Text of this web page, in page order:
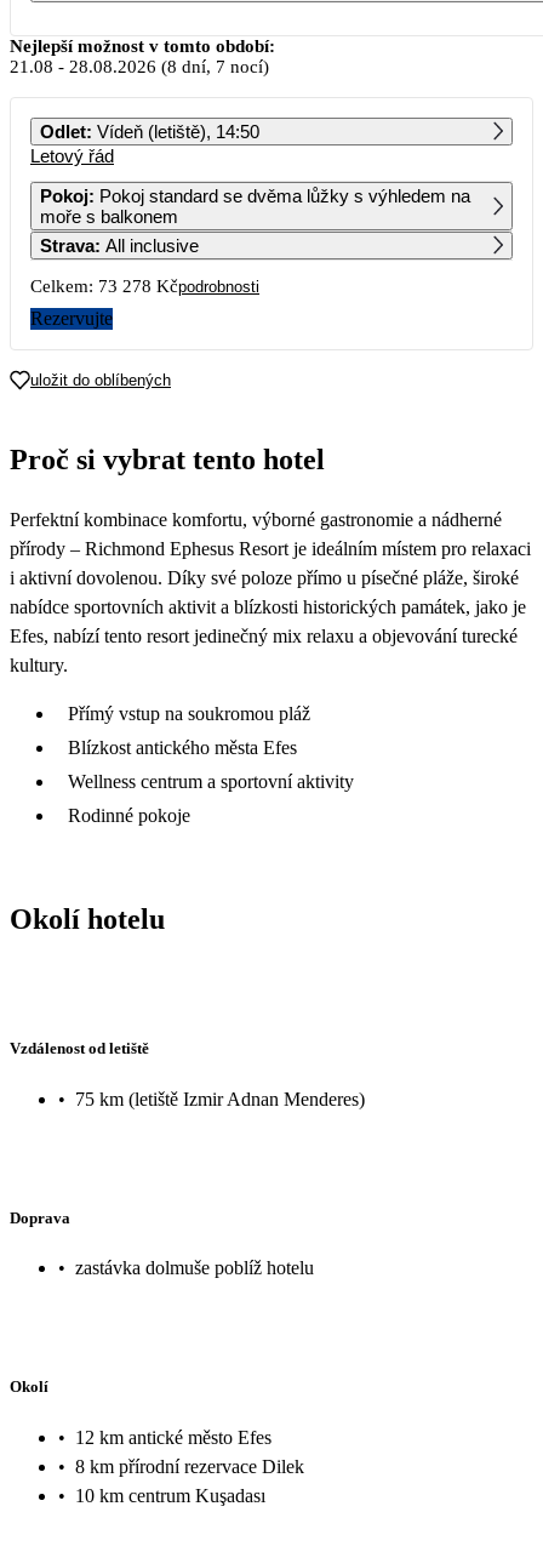
Srpen 2026
PO ÚT ST ČT PÁ SO NE
3 4 5 6 7 8 9
10 11 12
17 18 19 20 21 22 23
31
Nejlepší možnost v tomto období:
21.08 - 28.08.2026 (8 dní, 7 nocí)
Odlet: Vídeň (letiště), 14:50
Letový řád
Pokoj: Pokoj standard se dvěma lůžky s výhledem na
moře s balkonem
Strava: All inclusive
Celkem: 73 278 Kčpodrobnosti
Rezervujte
uložit do oblíbených
Proč si vybrat tento hotel
Perfektní kombinace komfortu, výborné gastronomie a nádherné
přírody – Richmond Ephesus Resort je ideálním místem pro relaxaci
i aktivní dovolenou. Díky své poloze přímo u písečné pláže, široké
nabídce sportovních aktivit a blízkosti historických památek, jako je
Efes, nabízí tento resort jedinečný mix relaxu a objevování turecké
kultury.
Přímý vstup na soukromou pláž
Blízkost antického města Efes
Wellness centrum a sportovní aktivity
Rodinné pokoje
Okolí hotelu
Vzdálenost od letiště
• 75 km (letiště Izmir Adnan Menderes)
Doprava
• zastávka dolmuše poblíž hotelu
Okolí
• 12 km antické město Efes
• 8 km přírodní rezervace Dilek
• 10 km centrum Kuşadası